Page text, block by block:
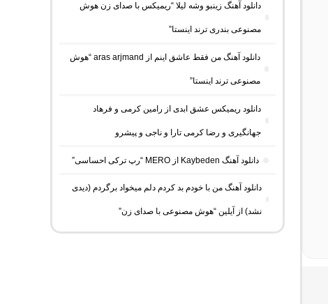
دانلود آهنگ زینبو وشه لیلا “ریمیکس با صدای زن هوش
مصنوعی بندری ترند اینستا”
دانلود آهنگ من فقط عاشق اینم از aras arjmand “هوش
مصنوعی ترند اینستا”
دانلود ریمیکس عشق ابدی از رامین کرمی و فرهاد
جهانگیری و رضا کرمی تارا و ناجی و پیشرو
دانلود آهنگ Kaybeden از MERO “رپ ترکی احساسی”
دانلود آهنگ من با خودم بد کردم دلم میخواد برگردم (دیدی
نشد) از آیلین “هوش مصنوعی با صدای زن”